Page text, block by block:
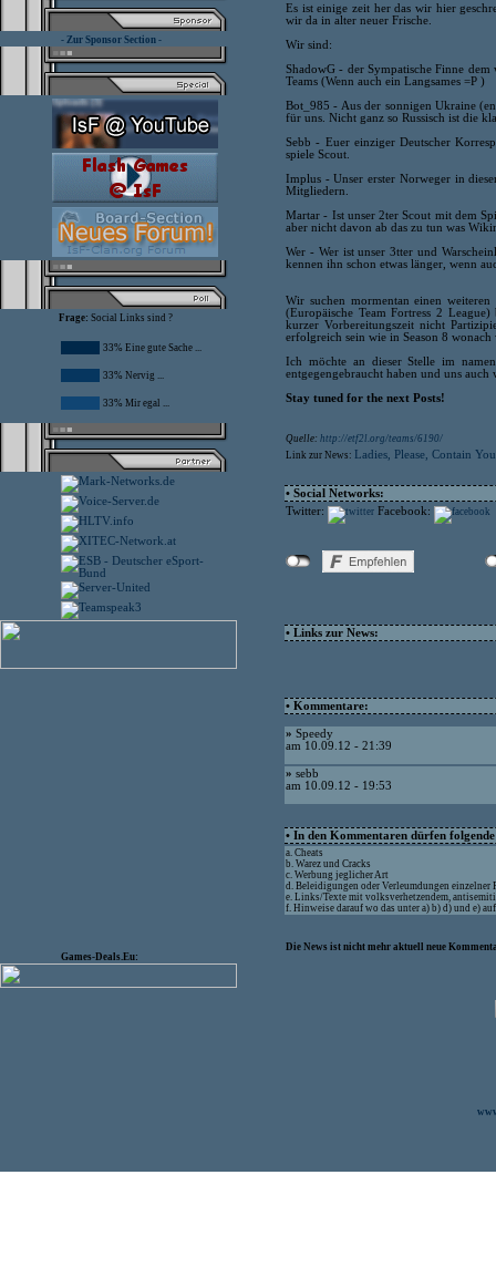
- Zur Sponsor Section -
Frage: Social Links sind ?
33% Eine gute Sache ...
33% Nervig ...
33% Mir egal ...
Games-Deals.Eu:
Es ist einige zeit her das wir hier
wir da in alter neuer Frische.
Wir sind:
ShadowG - der Sympatische Finne
Teams (Wenn auch ein Langsames =P )
Bot_985 - Aus der sonnigen Ukraine
für uns. Nicht ganz so Russisch ist die
Sebb - Euer einziger Deutscher
spiele Scout.
Implus - Unser erster Norweger in
Mitgliedern.
Martar - Ist unser 2ter Scout mit dem
aber nicht davon ab das zu tun was
Wer - Wer ist unser 3tter und
kennen ihn schon etwas länger, wenn
Wir suchen mormentan einen
(Europäische Team Fortress 2
kurzer Vorbereitungszeit nicht
erfolgreich sein wie in Season 8
Ich möchte an dieser Stelle im
entgegengebraucht haben und uns
Stay tuned for the next Posts!
Quelle: http://etf2l.org/teams/6190/
Link zur News: Ladies, Please, Contain
• Social Networks:
Twitter:
Facebook:
• Links zur News:
• Kommentare:
» Speedy
am 10.09.12 - 21:39
» sebb
am 10.09.12 - 19:53
• In den Kommentaren dürfen
a. Cheats
b. Warez und Cracks
c. Werbung jeglicher Art
d. Beleidigungen oder Verleumdungen einzelner
e. Links/Texte mit volksverhetzendem,
f. Hinweise darauf wo das unter a) b) d) und e)
Die News ist nicht mehr aktuell neue